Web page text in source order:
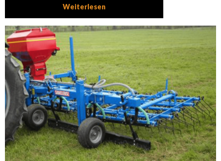
Weiterlesen